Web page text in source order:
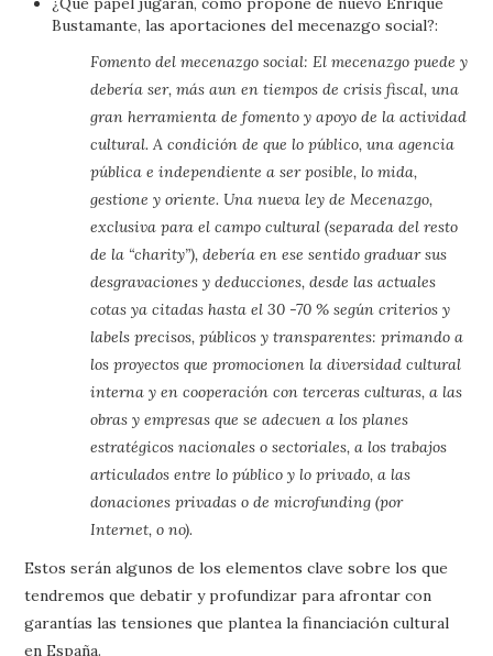
Bustamante, las aportaciones del mecenazgo social?:
Fomento del mecenazgo social: El mecenazgo puede y
debería ser, más aun entiempos de crisis fiscal, una
gran herramienta de fomento y apoyo de la actividad
cultural. A condición de que lo público, una agencia
pública e independiente a serposible, lo mida,
gestione y oriente. Una nueva ley de Mecenazgo,
exclusiva para elcampo cultural (separada del resto
de la “charity”), debería en ese sentido graduar sus
desgravaciones y deducciones, desde las actuales
cotas ya citadas hasta el 30 -70 %según criterios y
labels precisos, públicos y transparentes: primando a
los proyectosque promocionen la diversidad cultural
interna y en cooperación con terceras culturas,a las
obras y empresas que se adecuen a los planes
estratégicos nacionales osectoriales, a los trabajos
articulados entre lo público y lo privado, a las
donacionesprivadas o de microfunding (por
Internet, o no).
Estos serán algunos de los elementos clave sobre los que
tendremos que debatir y profundizar para afrontar con
garantías las tensiones que plantea la financiación cultural
en España.